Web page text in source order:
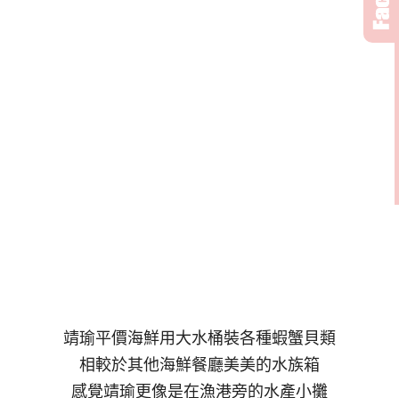
靖瑜平價海鮮用大水桶裝各種蝦蟹貝類
相較於其他海鮮餐廳美美的水族箱
感覺靖瑜更像是在漁港旁的水產小攤